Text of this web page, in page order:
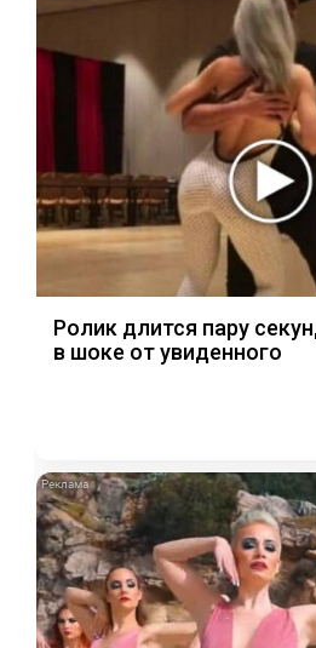
Ролик длится пару
в шоке от увиденного